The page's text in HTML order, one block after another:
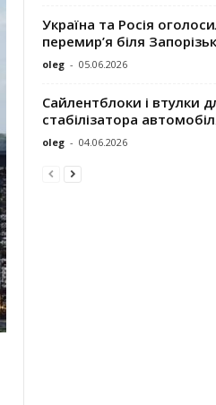
Україна та Росія
перемир’я біля
oleg - 05.06.2026
Сайлентблоки і втулки
стабілізатора
oleg - 04.06.2026